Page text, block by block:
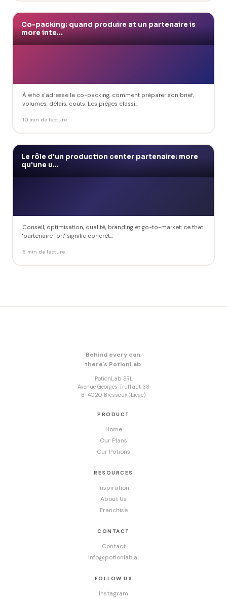
Co-packing: quand produire at un partenaire is
more inte...
À who s'adresse le co-packing, comment préparer son brief,
volumes, délais, coûts. Les pièges classi...
10 min de lecture
Le rôle d'un production center partenaire: more
qu'une u...
Conseil, optimisation, qualité, branding et go-to-market: ce that
'partenaire fort' signifie concrèt...
8 min de lecture
Behind every can,
there's PotionLab.
PotionLab SRL
Avenue Georges Truffaut 38
B-4020 Bressoux (Liège)
PRODUCT
Home
Our Plans
Our Potions
RESOURCES
Inspiration
About Us
Franchise
CONTACT
Contact
info@potionlab.ai
FOLLOW US
Instagram